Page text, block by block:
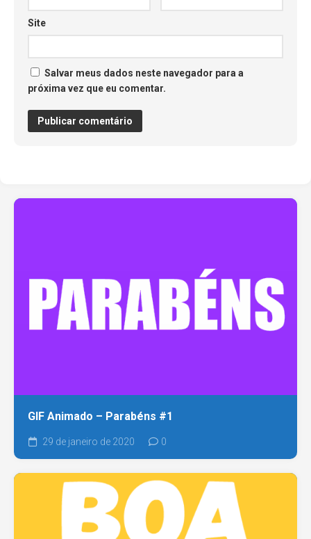
Site
Salvar meus dados neste navegador para a
próxima vez que eu comentar.
GIF Animado – Parabéns #1
29 de janeiro de 2020 0